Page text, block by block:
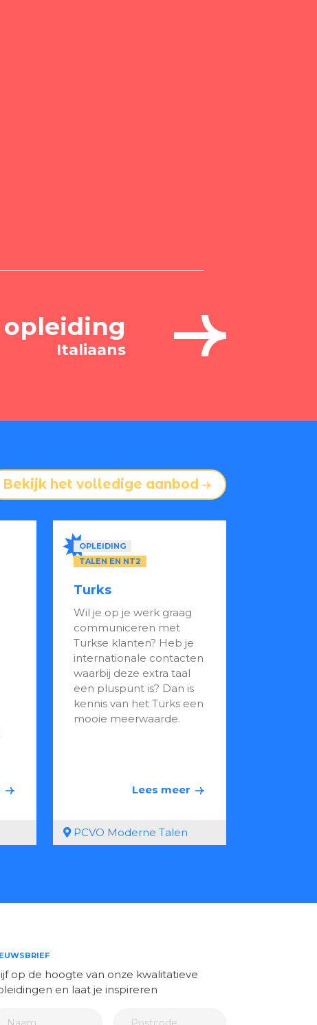
Italiaans
Bekijk het volledige aanbod
OPLEIDING
TALEN EN NT2
Turks
Wil je op je werk graag
communiceren met
Turkse klanten? Heb je
internationale contacten
waarbij deze extra taal
een pluspunt is? Dan is
kennis van het Turks een
mooie meerwaarde.
Lees meer
PCVO Moderne Talen
op de hoogte van onze kwalitatieve
en laat je inspireren